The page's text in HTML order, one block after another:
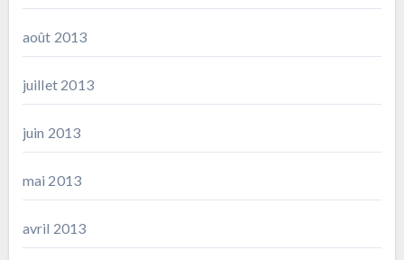
août 2013
juillet 2013
juin 2013
mai 2013
avril 2013